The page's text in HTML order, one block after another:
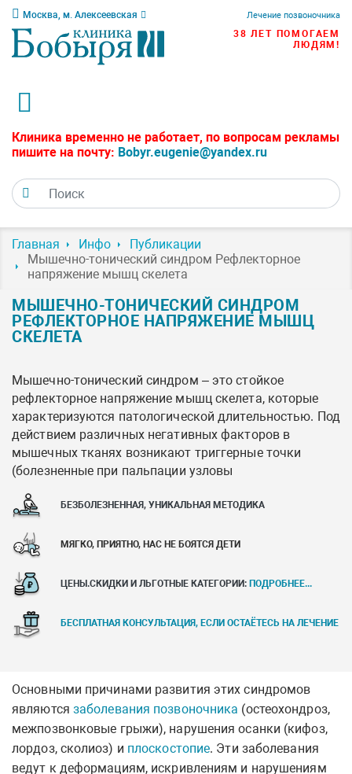
Москва, м. Алексеевская Лечение позвоночника
38 ЛЕТ ПОМОГАЕМ
ЛЮДЯМ!
Клиника временно не работает, по вопросам рекламы
пишите на почту: Bobyr.eugenie@yandex.ru
Главная Инфо
Публикации
Мышечно-тонический синдром Рефлекторное
напряжение мышц скелета
МЫШЕЧНО-ТОНИЧЕСКИЙ СИНДРОМ
РЕФЛЕКТОРНОЕ НАПРЯЖЕНИЕ МЫШЦ
СКЕЛЕТА
Мышечно-тонический синдром – это стойкое
рефлекторное напряжение мышц скелета, которые
характеризуются патологической длительностью. Под
действием различных негативных факторов в
мышечных тканях возникают триггерные точки
(болезненные при пальпации узловы
БЕЗБОЛЕЗНЕННАЯ, УНИКАЛЬНАЯ МЕТОДИКА
МЯГКО, ПРИЯТНО, НАС НЕ БОЯТСЯ ДЕТИ
ЦЕНЫ.СКИДКИ И ЛЬГОТНЫЕ КАТЕГОРИИ: ПОДРОБНЕЕ...
БЕСПЛАТНАЯ КОНСУЛЬТАЦИЯ, ЕСЛИ ОСТАЁТЕСЬ НА ЛЕЧЕНИЕ
Основными причинами развития этих синдромов
являются заболевания позвоночника (остеохондроз,
межпозвонковые грыжи), нарушения осанки (кифоз,
лордоз, сколиоз) и плоскостопие. Эти заболевания
ведут к деформациям, искривлениям и нарушениям